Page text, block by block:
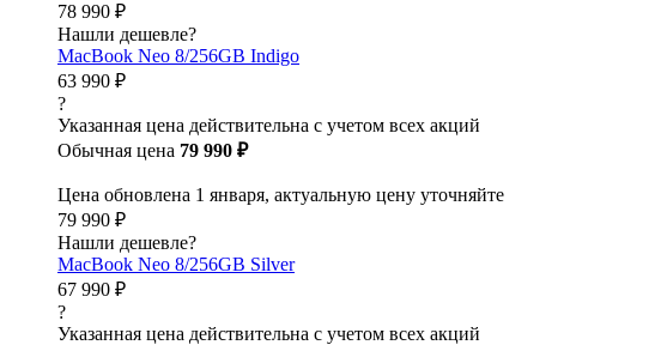
78 990 ₽
Нашли дешевле?
MacBook Neo 8/256GB Indigo
63 990 ₽
?
Указанная цена действительна с учетом всех акций
Обычная цена 79 990 ₽
Цена обновлена 1 января, актуальную цену уточняйте
79 990 ₽
Нашли дешевле?
MacBook Neo 8/256GB Silver
67 990 ₽
?
Указанная цена действительна с учетом всех акций